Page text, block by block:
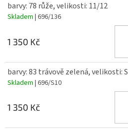
barvy: 78 růže, velikosti: 11/12
Skladem | 696/136
1 350 Kč
barvy: 83 trávově zelená, velikosti: S
Skladem | 696/S10
1 350 Kč